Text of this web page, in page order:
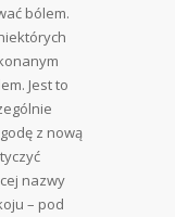
bólem.
Jest to
z nową
nazwy
– pod